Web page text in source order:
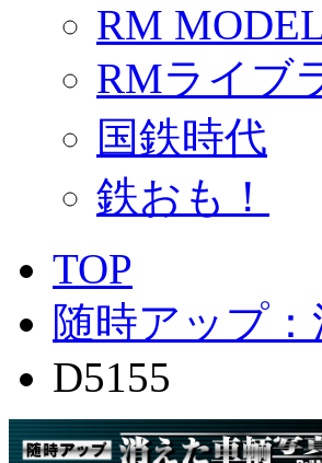
RM
RMライブ
国鉄時代
鉄おも！
TOP
随時アップ
D5155